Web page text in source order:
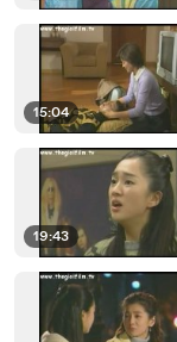
15:04
19:43